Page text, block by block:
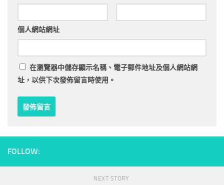
個人網站網址
在瀏覽器中儲存顯示名稱、電子郵件地址及個人網站網
址，以供下次發佈留言時使用。
FOLLOW:
NEXT STORY